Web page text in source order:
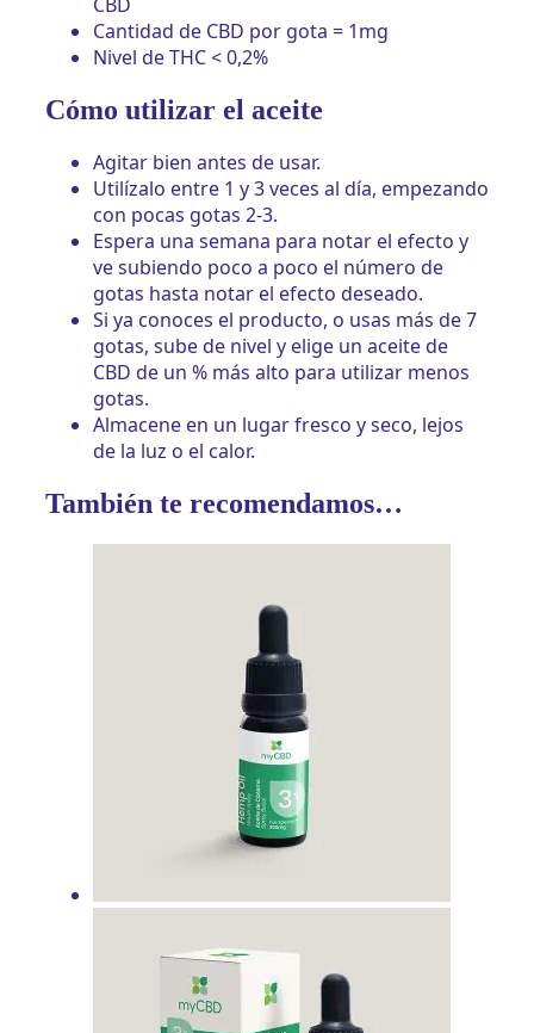
Cantidad de CBD por gota = 1mg
Nivel de THC < 0,2%
Cómo utilizar el aceite
Agitar bien antes de usar.
Utilízalo entre 1 y 3 veces al día, empezando
con pocas gotas 2-3.
Espera una semana para notar el efecto y
ve subiendo poco a poco el número de
gotas hasta notar el efecto deseado.
Si ya conoces el producto, o usas más de 7
gotas, sube de nivel y elige un aceite de
CBD de un % más alto para utilizar menos
gotas.
Almacene en un lugar fresco y seco, lejos
de la luz o el calor.
También te recomendamos…